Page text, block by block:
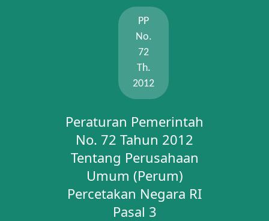
PP
No.
72
Th.
2012
Peraturan Pemerintah
No. 72 Tahun 2012
Tentang Perusahaan
Umum (Perum)
Percetakan Negara RI
Pasal 3